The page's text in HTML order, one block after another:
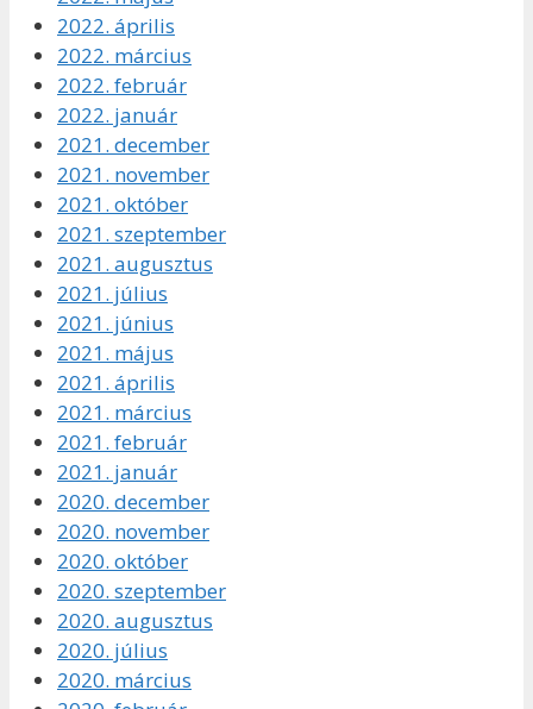
2022. április
2022. március
2022. február
2022. január
2021. december
2021. november
2021. október
2021. szeptember
2021. augusztus
2021. július
2021. június
2021. május
2021. április
2021. március
2021. február
2021. január
2020. december
2020. november
2020. október
2020. szeptember
2020. augusztus
2020. július
2020. március